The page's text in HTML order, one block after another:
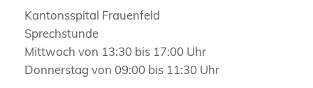
Kantonsspital Frauenfeld
Sprechstunde
Mittwoch von 13:30 bis 17:00 Uhr
Donnerstag von 09:00 bis 11:30 Uhr